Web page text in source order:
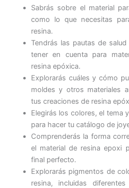
Sabrás sobre el material
como lo que necesitas
resina.
Tendrás las pautas de
tener en cuenta para
resina epóxica.
Explorarás cuáles y cómo
moldes y otros materiales
tus creaciones de resina
Elegirás los colores, el tema
para hacer tu catálogo de
Comprenderás la forma
el material de resina epoxi
final perfecto.
Explorarás pigmentos de
resina, incluidas